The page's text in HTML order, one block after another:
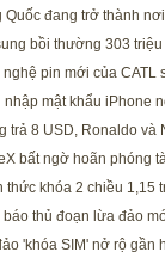
Quốc đang trở thành
bồi thường 303
nghệ pin mới của CATL
mật khẩu iPhone
trả 8 USD, Ronaldo và
bất ngờ hoãn phóng
thức khóa 2 chiều 1,15
báo thủ đoạn lừa đảo
'khóa SIM' nở rộ gần